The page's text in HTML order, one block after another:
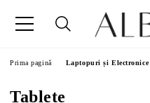
Prima pagină Laptopuri și Electronice
Tablete